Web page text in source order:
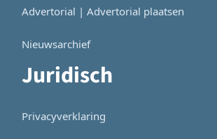
Advertorial | Advertorial plaatsen
Nieuwsarchief
Juridisch
Privacyverklaring